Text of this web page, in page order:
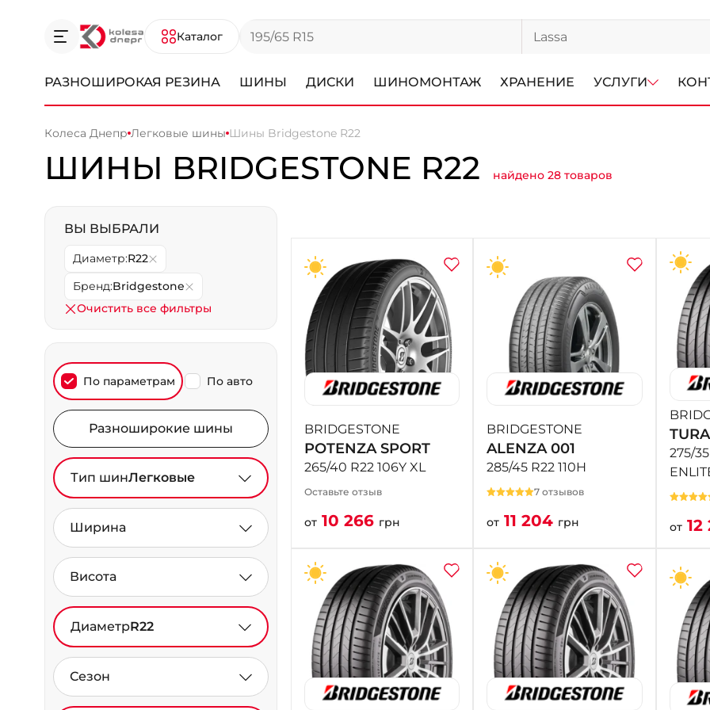
Каталог
РАЗНОШИРОКАЯ РЕЗИНА ШИНЫ ДИСКИ ШИНОМОНТАЖ ХРАНЕНИЕ УСЛУГИ
Колеса Днепр Легковые шины Шины Bridgestone R22
ШИНЫ BRIDGESTONE R22 найдено 28 товаров
ВЫ ВЫБРАЛИ
Диаметр:R22
Бренд:Bridgestone
Очистить все фильтры
По параметрам По авто
Разноширокие шины
Тип шинЛегковые
Ширина
Висота
ДиаметрR22
Сезон
BRIDGESTONE
POTENZA SPORT
265/40 R22 106Y XL
Оставьте отзыв
от 10 266 грн
BRIDGESTONE
ALENZA 001
285/45 R22 110H
7 отзывов
от 11 204 грн
275/
от12